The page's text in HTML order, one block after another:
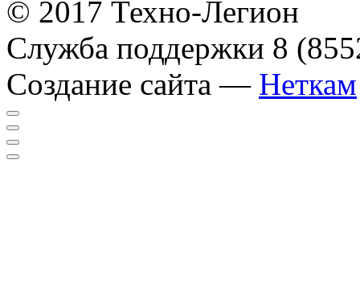
© 2017 Техно-Легион
Служба поддержки 8
Создание сайта — Неткам